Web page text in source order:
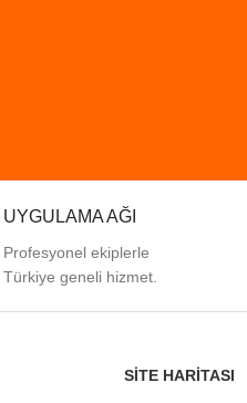
UYGULAMA AĞI
Profesyonel ekiplerle
Türkiye geneli hizmet.
SITE HARITASI